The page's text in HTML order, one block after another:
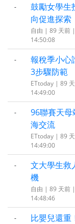
-
鼓勵女學生
向促進探索
自由 | 89 天前
14:50:08
-
報稅季小心
3步驟防範
ETtoday | 89
14:49:00
-
96聯賽天
海交流
ETtoday | 89
14:49:00
-
文大學生救
機
自由 | 89 天前
14:48:46
-
比嬰兒還重